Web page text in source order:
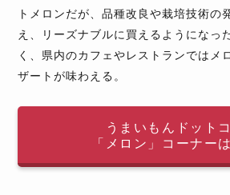
トメロンだが、品種改良や栽培技術の
え、リーズナブルに買えるようになっ
く、県内のカフェやレストランではメ
ザートが味わえる。
うまいもんドット
「メロン」コーナー